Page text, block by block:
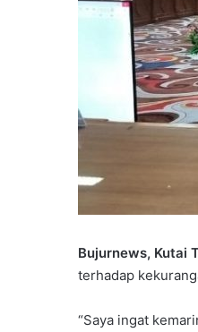
Bujurnews, Kutai
terhadap
“Saya ingat